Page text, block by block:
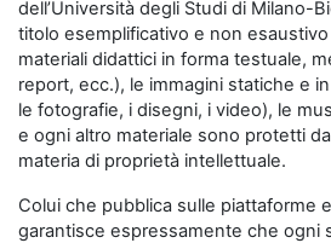
dell’Università degli Studi di Milano-
titolo esemplificativo e non
materiali didattici in forma testuale,
report, ecc.), le immagini statiche e
le fotografie, i disegni, i video), le
e ogni altro materiale sono protetti
materia di proprietà intellettuale.
Colui che pubblica sulle piattaforme
garantisce espressamente che ogni